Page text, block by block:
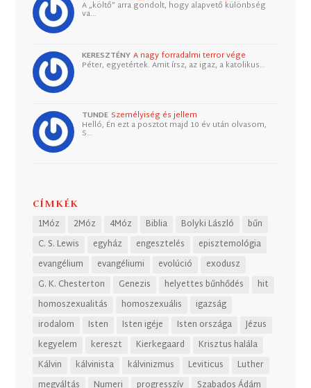
A „költő” arra gondolt, hogy alapvető különbség
va…
KERESZTÉNY A nagy forradalmi terror vége
Péter, egyetértek. Amit írsz, az igaz, a katolikus…
TUNDE Személyiség és jellem
Helló, Én ezt a posztot majd 10 év után olvasom,
S…
CÍMKÉK
1Móz 2Móz 4Móz Biblia Bolyki László
bűn
C. S. Lewis
egyház engesztelés
episztemológia
evangélium
evangéliumi evolúció
exodusz
G. K. Chesterton
Genezis helyettes bűnhődés
hit
homoszexualitás
homoszexuális
igazság
irodalom
Isten Isten igéje Isten országa
Jézus
kegyelem
kereszt Kierkegaard
Krisztus halála
Kálvin
kálvinista kálvinizmus Leviticus
Luther